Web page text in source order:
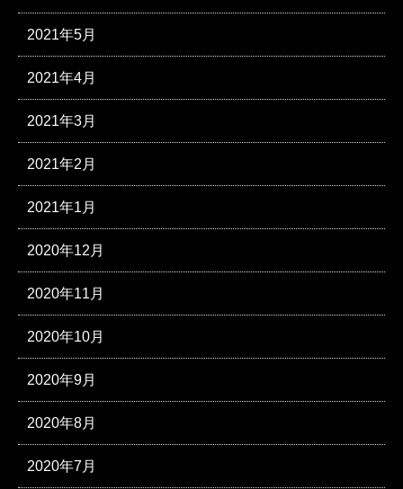
2021年5月
2021年4月
2021年3月
2021年2月
2021年1月
2020年12月
2020年11月
2020年10月
2020年9月
2020年8月
2020年7月